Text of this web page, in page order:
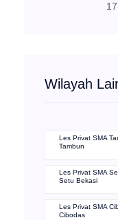
Wilayah
Les Privat SMA
Tambun
Les Privat SMA
Setu Bekasi
Les Privat SMA
Cibodas